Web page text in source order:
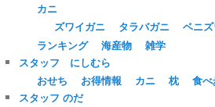
カニ
ズワイガニ
タラバガニ ベニ
ランキング
海産物
雑学
スタッフ にしむら
おせち
お得情報 カニ 枕
食べ
スタッフ のだ